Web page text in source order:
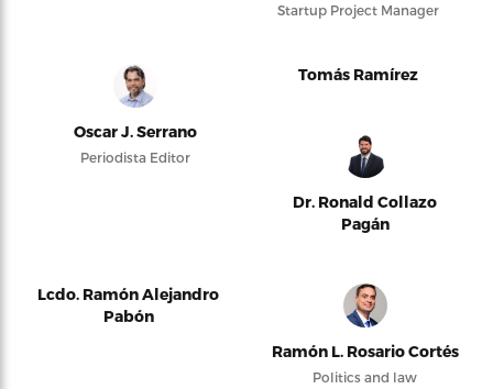
Startup Project Manager
Oscar J. Serrano
Periodista Editor
Tomás Ramírez
Dr. Ronald Collazo
Pagán
Lcdo. Ramón Alejandro
Pabón
Ramón L. Rosario Cortés
Politics and law